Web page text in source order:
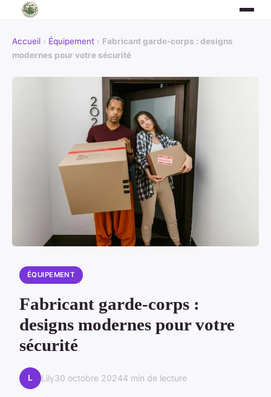
Accueil › Équipement › Fabricant garde-corps : designs
modernes pour votre sécurité
ÉQUIPEMENT
Fabricant garde-corps :
designs modernes pour votre
sécurité
L Lily30 octobre 20244 min de lecture